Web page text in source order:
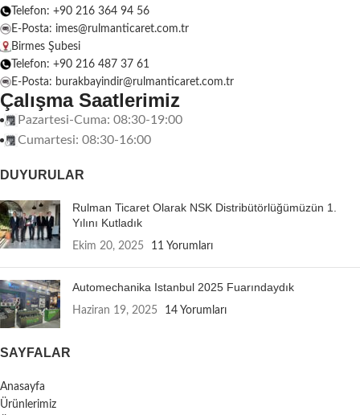
Telefon: +90 216 364 94 56
E-Posta: imes@rulmanticaret.com.tr
Birmes Şubesi
Telefon: +90 216 487 37 61
E-Posta: burakbayindir@rulmanticaret.com.tr
Çalışma Saatlerimiz
Pazartesi-Cuma: 08:30-19:00
Cumartesi: 08:30-16:00
DUYURULAR
Rulman Ticaret Olarak NSK Distribütörlüğümüzün 1.
Yılını Kutladık
Ekim 20, 2025 11 Yorumları
Automechanika Istanbul 2025 Fuarındaydık
Haziran 19, 2025 14 Yorumları
SAYFALAR
Anasayfa
Ürünlerimiz